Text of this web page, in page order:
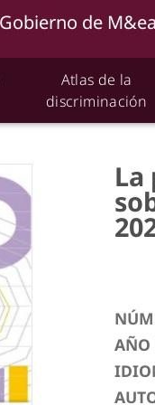
Atlas de la
discriminación
AÑO